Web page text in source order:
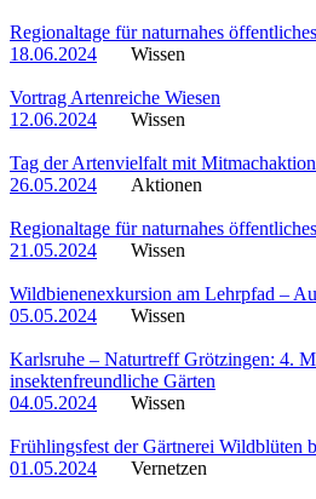
Regionaltage für naturnahes
18.06.2024
Wissen
Vortrag Artenreiche Wiesen
12.06.2024
Wissen
Tag der Artenvielfalt mit
26.05.2024
Aktionen
Regionaltage für naturnahes
21.05.2024
Wissen
Wildbienenexkursion am Lehrpfad –
05.05.2024
Wissen
Karlsruhe – Naturtreff Grötzingen: 4.
insektenfreundliche Gärten
04.05.2024
Wissen
Frühlingsfest der Gärtnerei Wildblüten
01.05.2024
Vernetzen